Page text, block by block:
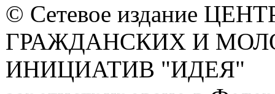
© Сетевое издание
ГРАЖДАНСКИХ И
ИНИЦИАТИВ "ИДЕЯ"